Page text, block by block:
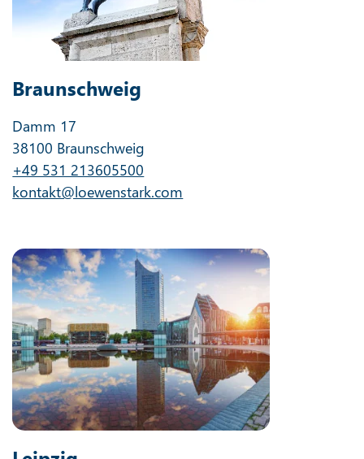
Braunschweig
Damm 17
38100 Braunschweig
+49 531 213605500
kontakt@loewenstark.com